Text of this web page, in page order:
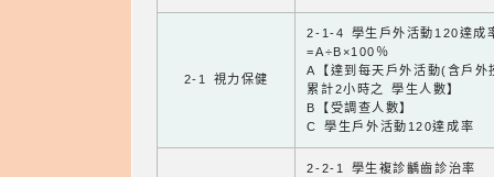
2-1 視力保健
2-1-4 學生戶外活動120達成
=A÷B×100％
A【達到每天戶外活動(含戶外
累計2小時之 學生人數】
B【受調查人數】
C 學生戶外活動120達成率
2-2-1 學生複診齲齒診治率